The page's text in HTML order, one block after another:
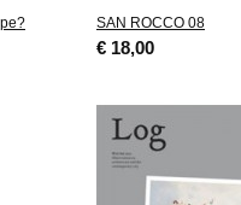
SAN ROCCO 08
€ 18,00